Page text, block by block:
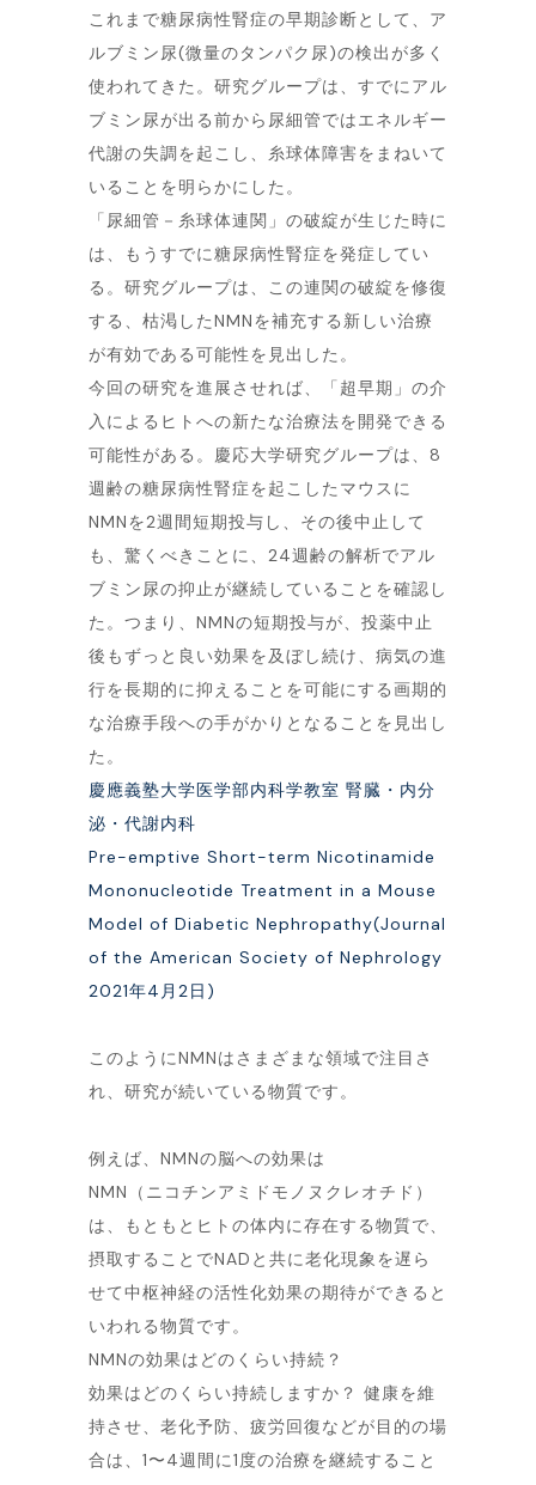
これまで糖尿病性腎症の早期診断として、ア
ルブミン尿(微量のタンパク尿)の検出が多く
使われてきた。研究グループは、すでにアル
ブミン尿が出る前から尿細管ではエネルギー
代謝の失調を起こし、糸球体障害をまねいて
いることを明らかにした。
「尿細管－糸球体連関」の破綻が生じた時に
は、もうすでに糖尿病性腎症を発症してい
る。研究グループは、この連関の破綻を修復
する、枯渇したNMNを補充する新しい治療
が有効である可能性を見出した。
今回の研究を進展させれば、「超早期」の介
入によるヒトへの新たな治療法を開発できる
可能性がある。慶応大学研究グループは、8
週齢の糖尿病性腎症を起こしたマウスに
NMNを2週間短期投与し、その後中止して
も、驚くべきことに、24週齢の解析でアル
ブミン尿の抑止が継続していることを確認し
た。つまり、NMNの短期投与が、投薬中止
後もずっと良い効果を及ぼし続け、病気の進
行を長期的に抑えることを可能にする画期的
な治療手段への手がかりとなることを見出し
た。
慶應義塾大学医学部内科学教室 腎臓・内分
泌・代謝内科
Pre-emptive Short-term Nicotinamide
Mononucleotide Treatment in a Mouse
Model of Diabetic Nephropathy(Journal
of the American Society of Nephrology
2021年4月2日)
このようにNMNはさまざまな領域で注目さ
れ、研究が続いている物質です。
例えば、NMNの脳への効果は
NMN（ニコチンアミドモノヌクレオチド）
は、もともとヒトの体内に存在する物質で、
摂取することでNADと共に老化現象を遅ら
せて中枢神経の活性化効果の期待ができると
いわれる物質です。
NMNの効果はどのくらい持続？
効果はどのくらい持続しますか？ 健康を維
持させ、老化予防、疲労回復などが目的の場
合は、1〜4週間に1度の治療を継続すること